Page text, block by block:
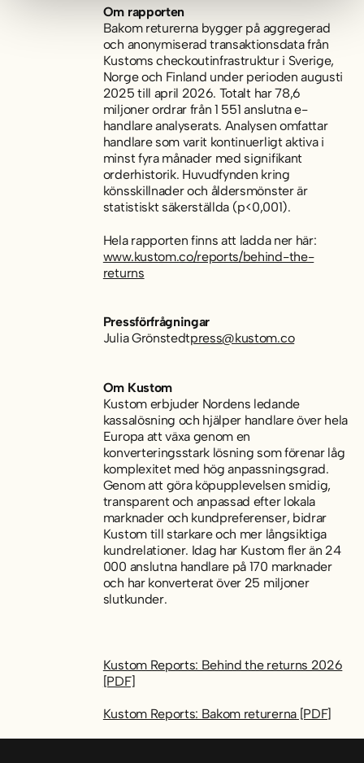
Om rapporten
Bakom returerna bygger på aggregerad
och anonymiserad transaktionsdata från
Kustoms checkoutinfrastruktur i Sverige,
Norge och Finland under perioden augusti
2025 till april 2026. Totalt har 78,6
miljoner ordrar från 1 551 anslutna e-
handlare analyserats. Analysen omfattar
handlare som varit kontinuerligt aktiva i
minst fyra månader med signifikant
orderhistorik. Huvudfynden kring
könsskillnader och åldersmönster är
statistiskt säkerställda (p<0,001).
Hela rapporten finns att ladda ner här:
www.kustom.co/reports/behind-the-
returns
Pressförfrågningar
Julia Grönstedtpress@kustom.co
Om Kustom
Kustom erbjuder Nordens ledande
kassalösning och hjälper handlare över hela
Europa att växa genom en
konverteringsstark lösning som förenar låg
komplexitet med hög anpassningsgrad.
Genom att göra köpupplevelsen smidig,
transparent och anpassad efter lokala
marknader och kundpreferenser, bidrar
Kustom till starkare och mer långsiktiga
kundrelationer. Idag har Kustom fler än 24
000 anslutna handlare på 170 marknader
och har konverterat över 25 miljoner
slutkunder.
Kustom Reports: Behind the returns 2026
[PDF]
Kustom Reports: Bakom returerna [PDF]